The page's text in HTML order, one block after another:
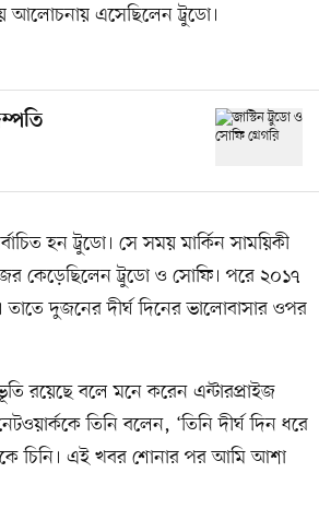
আলোচনায় এসেছিলেন ট্রুডো।
হন ট্রুডো। সে সময় মার্কিন সাময়িকী
কেড়েছিলেন ট্রুডো ও সোফি। পরে ২০১৭
দুজনের দীর্ঘ দিনের ভালোবাসার ওপর
রয়েছে বলে মনে করেন এন্টারপ্রাইজ
তিনি বলেন, ‘তিনি দীর্ঘ দিন ধরে
চিনি। এই খবর শোনার পর আমি আশা